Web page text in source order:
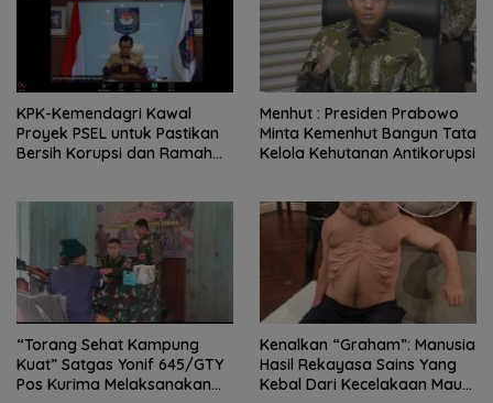
KPK-Kemendagri Kawal
Proyek PSEL untuk Pastikan
Bersih Korupsi dan Ramah
Menhut : Presiden Prabowo
Minta Kemenhut Bangun Tata
Kelola Kehutanan Antikorupsi
“Torang Sehat Kampung
Kuat” Satgas Yonif 645/GTY
Pos Kurima Melaksanakan
Kenalkan “Graham”: Manusia
Hasil Rekayasa Sains Yang
Kebal Dari Kecelakaan Maut